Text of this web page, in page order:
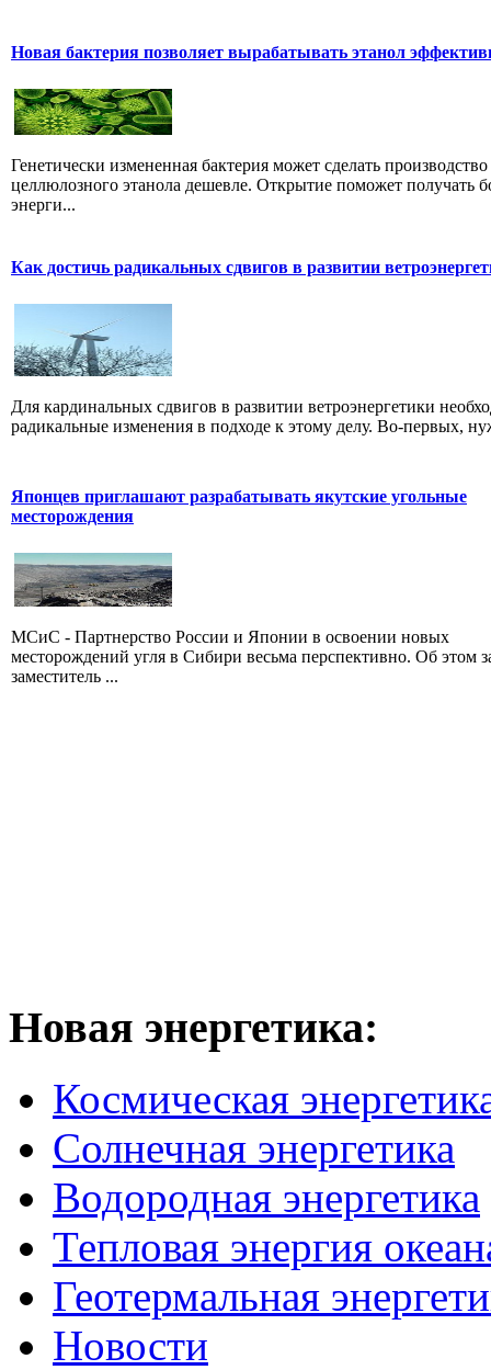
Новая бактерия позволяет вырабатывать этанол
Генетически измененная бактерия может сделать производство
целлюлозного этанола дешевле. Открытие поможет получать
энерги...
Как достичь радикальных сдвигов в развитии
Для кардинальных сдвигов в развитии ветроэнергетики
радикальные изменения в подходе к этому делу. Во-первых,
Японцев приглашают разрабатывать якутские угольные
месторождения
МСиС - Партнерство России и Японии в освоении новых
месторождений угля в Сибири весьма перспективно. Об этом
заместитель ...
Новая энергетика:
Космическая
Солнечная энергетика
Водородная энергетика
Тепловая энергия
Геотермальная
Новости